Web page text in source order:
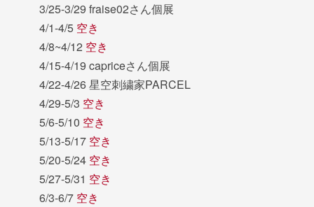
3/25-3/29 fraise02さん個展
4/1-4/5 空き
4/8~4/12 空き
4/15-4/19 capriceさん個展
4/22-4/26 星空刺繍家PARCEL
4/29-5/3 空き
5/6-5/10 空き
5/13-5/17 空き
5/20-5/24 空き
5/27-5/31 空き
6/3-6/7 空き